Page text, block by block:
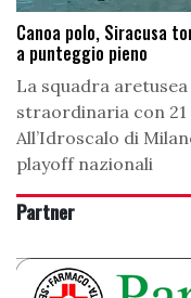
Canoa polo, Siracusa
a punteggio pieno
La squadra
straordinaria con
All’Idroscalo di
playoff nazionali
Partner